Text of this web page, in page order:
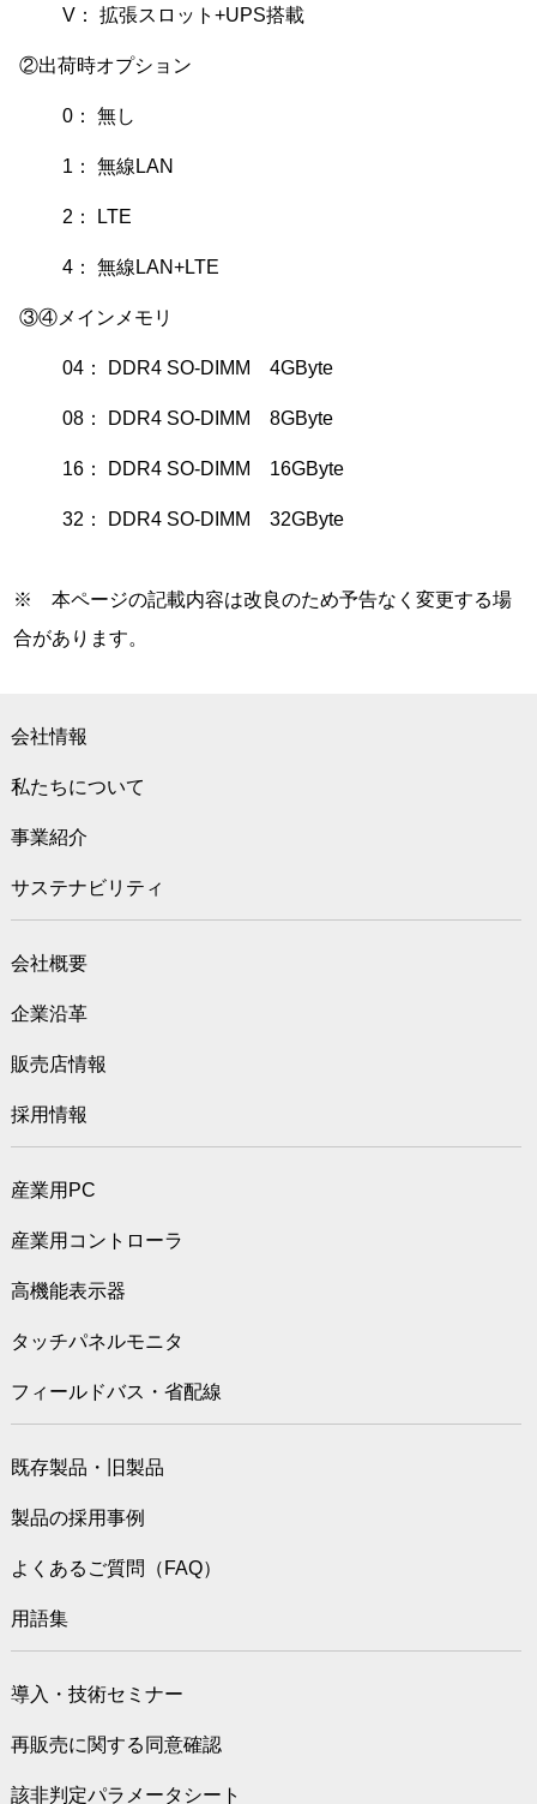
V： 拡張スロット+UPS搭載
②出荷時オプション
0： 無し
1： 無線LAN
2： LTE
4： 無線LAN+LTE
③④メインメモリ
04： DDR4 SO-DIMM 4GByte
08： DDR4 SO-DIMM 8GByte
16： DDR4 SO-DIMM 16GByte
32： DDR4 SO-DIMM 32GByte
※ 本ページの記載内容は改良のため予告なく変更する場
合があります。
会社情報
私たちについて
事業紹介
サステナビリティ
会社概要
企業沿革
販売店情報
採用情報
産業用PC
産業用コントローラ
高機能表示器
タッチパネルモニタ
フィールドバス・省配線
既存製品・旧製品
製品の採用事例
よくあるご質問（FAQ）
用語集
導入・技術セミナー
再販売に関する同意確認
該非判定パラメータシート